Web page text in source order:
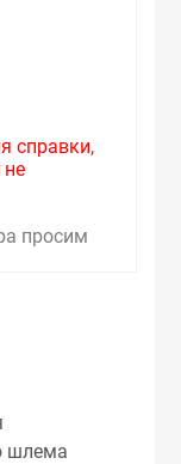
справки,
просим
шлема